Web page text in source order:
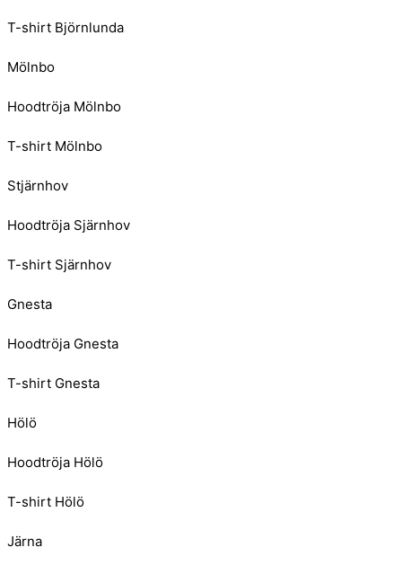
T-shirt Björnlunda
Mölnbo
Hoodtröja Mölnbo
T-shirt Mölnbo
Stjärnhov
Hoodtröja Sjärnhov
T-shirt Sjärnhov
Gnesta
Hoodtröja Gnesta
T-shirt Gnesta
Hölö
Hoodtröja Hölö
T-shirt Hölö
Järna